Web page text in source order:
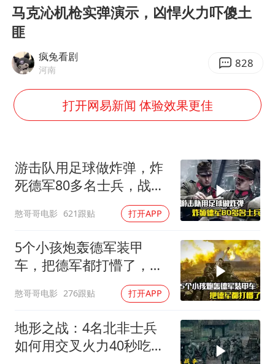
2025年小学教师减少13.19万
以军士兵把枪口对准中国记者
男子被沙蜇蜇伤5小时后呼吸困难
灌溉水坝被隔成鱼塘 村民投诉20余年
奋力开创中国式现代化建设新局面
马克沁机枪实弹演示，凶悍火力吓傻土
匪
疯兔看剧
河南 828
打开网易新闻 体验效果更佳
游击队用足球做炸弹，炸
死德军80多名士兵，战争
憨哥哥电影 621跟贴 打开APP
5个小孩炮轰德军装甲
车，把德军都打懵了，战
憨哥哥电影 276跟贴 打开APP
地形之战：4名北非士兵
如何用交叉火力40秒吃掉